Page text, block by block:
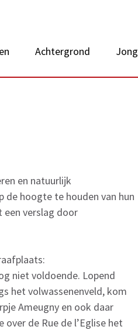
Achtergrond Jong
en natuurlijk
hoogte te houden van hun
een verslag door
niet voldoende. Lopend
het volwassenenveld, kom
Ameugny en ook daar
de Rue de l’Eglise het